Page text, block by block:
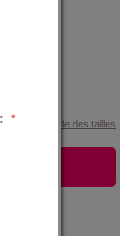
Guide des tailles
*